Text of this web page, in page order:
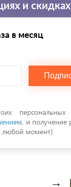
и
в месяц
, и получение
любой момент)